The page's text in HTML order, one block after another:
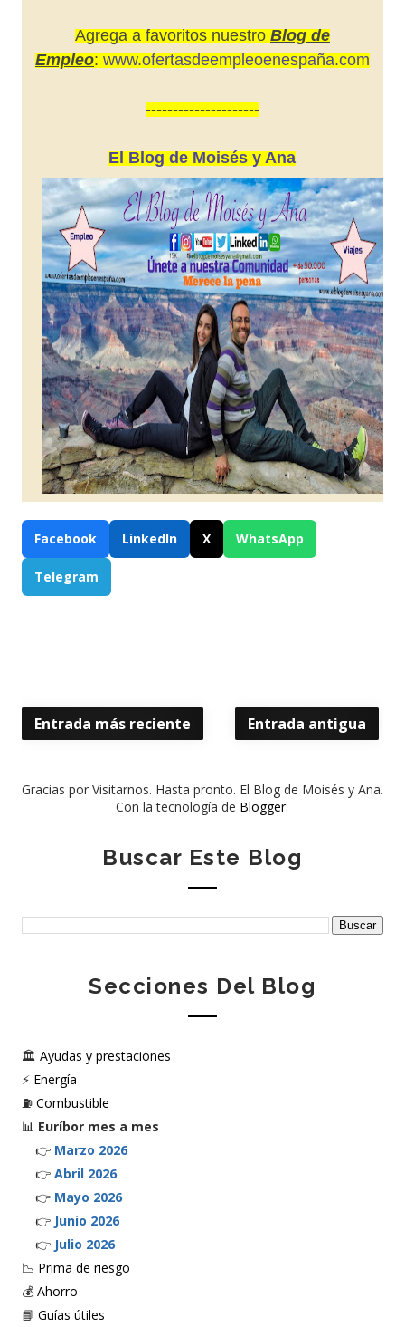
Agrega a favoritos nuestro Blog de
Empleo: www.ofertasdeempleoenespaña.com
---------------------
El Blog de Moisés y Ana
Facebook LinkedIn X WhatsApp
Telegram
Entrada más reciente Entrada antigua
Gracias por Visitarnos. Hasta pronto. El Blog de Moisés y Ana.
Con la tecnología de Blogger.
Buscar Este Blog
Secciones Del Blog
🏛️ Ayudas y prestaciones
⚡ Energía
⛽ Combustible
📊 Euríbor mes a mes
👉 Marzo 2026
👉 Abril 2026
👉 Mayo 2026
👉 Junio 2026
👉 Julio 2026
📉 Prima de riesgo
💰 Ahorro
📘 Guías útiles